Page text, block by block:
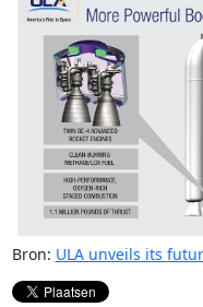
Bron: ULA unveils its